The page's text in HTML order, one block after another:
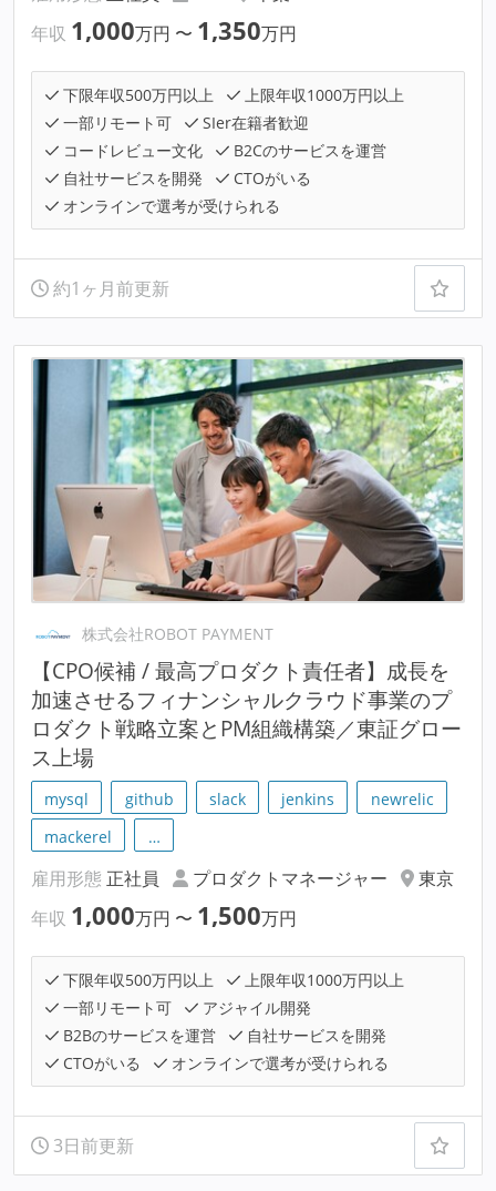
年収 1,000万円 〜 1,350万円
下限年収500万円以上
上限年収1000万円以上
一部リモート可
SIer在籍者歓迎
コードレビュー文化
B2Cのサービスを運営
自社サービスを開発
CTOがいる
オンラインで選考が受けられる
約1ヶ月前更新
株式会社ROBOT PAYMENT
【CPO候補 / 最高プロダクト責任者】成長を
加速させるフィナンシャルクラウド事業のプ
ロダクト戦略立案とPM組織構築／東証グロー
ス上場
mysql github slack jenkins
newrelic
mackerel
…
雇用形態 正社員 プロダクトマネージャー
東京
年収 1,000万円 〜 1,500万円
下限年収500万円以上
上限年収1000万円以上
一部リモート可
アジャイル開発
B2Bのサービスを運営
自社サービスを開発
CTOがいる
オンラインで選考が受けられる
3日前更新